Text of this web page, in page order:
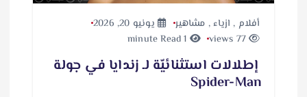
أفلام , ازياء, مشاهير
يونيو 20, 2026
77 views
إطلالات استثنائيّة لـ زندايا في جولة
Spider-Man